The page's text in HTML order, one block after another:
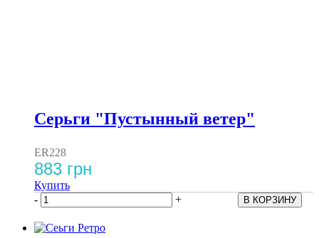
Серьги "Пустынный ветер"
ER228
883 грн
Купить
-
+